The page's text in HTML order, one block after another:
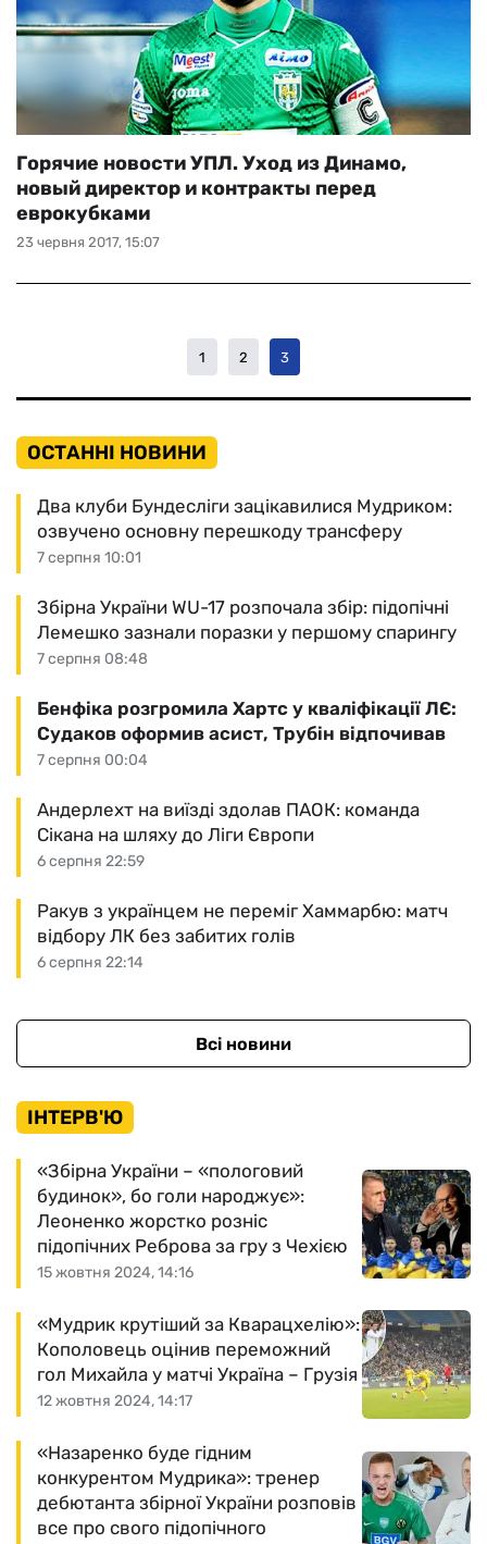
23 червня 2017, 15:07
Горячие новости УПЛ. Уход из Динамо,
новый директор и контракты перед
еврокубками
1 2 3
ОСТАННІ НОВИНИ
7 серпня 10:01
Два клуби Бундесліги зацікавилися Мудриком:
озвучено основну перешкоду трансферу
7 серпня 08:48
Збірна України WU-17 розпочала збір: підопічні
Лемешко зазнали поразки у першому спарингу
7 серпня 00:04
Бенфіка розгромила Хартс у кваліфікації ЛЄ:
Судаков оформив асист, Трубін відпочивав
6 серпня 22:59
Андерлехт на виїзді здолав ПАОК: команда
Сікана на шляху до Ліги Європи
6 серпня 22:14
Ракув з українцем не переміг Хаммарбю: матч
відбору ЛК без забитих голів
Всі новини
ІНТЕРВ'Ю
15 жовтня 2024, 14:16
«Збірна України – «пологовий
будинок», бо голи народжує»:
Леоненко жорстко розніс
підопічних Реброва за гру з Чехією
12 жовтня 2024, 14:17
«Мудрик крутіший за Кварацхелію»:
Кополовець оцінив переможний
гол Михайла у матчі Україна – Грузія
«Назаренко буде гідним
конкурентом Мудрика»: тренер
дебютанта збірної України розповів
все про свого підопічного